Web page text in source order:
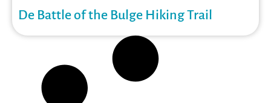
De Battle of the Bulge Hiking Trail